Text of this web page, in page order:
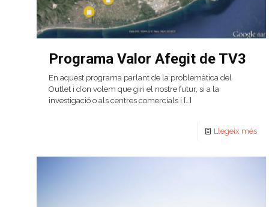
Programa Valor Afegit de TV3
En aquest programa parlant de la problemàtica del
Outlet i d’on volem que giri el nostre futur, si a la
investigació o als centres comercials i […]
Llegeix més